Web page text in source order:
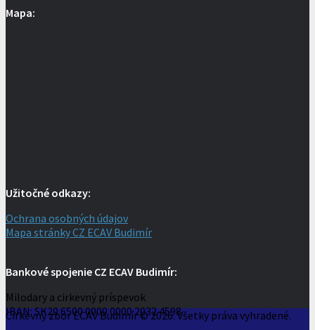
Mapa:
Užitočné odkazy:
Ochrana osobných údajov
Mapa stránky CZ ECAV Budimír
Bankové spojenie CZ ECAV Budimír:
Milodary a cirkevný príspevok
IBAN: SK20 6500 0000 0000 2032 4598
Cirkevný zbor ECAV Budimír © 2026. Všetky práva vyhradené.